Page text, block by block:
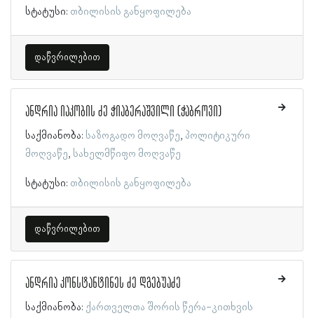
სტატუსი: თბილისის განყოფილება
დაწვრილებით
ანდრია იაკობის ძე ჭიაბერაშვილი (ჭაბროვი)
საქმიანობა: საზოგადო მოღვაწე პოლიტიკური
მოღვაწე სახელმწიფო მოღვაწე
სტატუსი: თბილისის განყოფილება
დაწვრილებით
ანდრია კონსტანტინეს ძე დგებუაძე
საქმიანობა: ქართველთა შორის წერა-კითხვის